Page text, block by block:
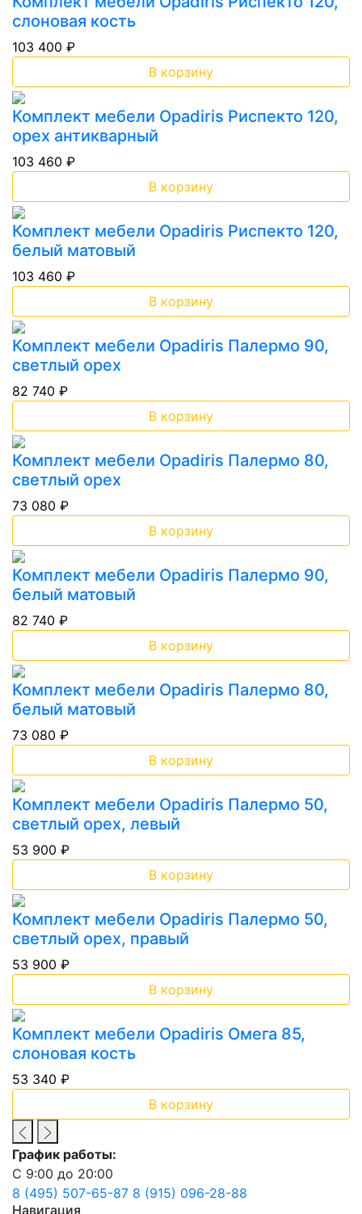
слоновая кость
103 400 ₽
В корзину
Комплект мебели Opadiris Риспекто 120,
орех антикварный
103 460 ₽
В корзину
Комплект мебели Opadiris Риспекто 120,
белый матовый
103 460 ₽
В корзину
Комплект мебели Opadiris Палермо 90,
светлый орех
82 740 ₽
В корзину
Комплект мебели Opadiris Палермо 80,
светлый орех
73 080 ₽
В корзину
Комплект мебели Opadiris Палермо 90,
белый матовый
82 740 ₽
В корзину
Комплект мебели Opadiris Палермо 80,
белый матовый
73 080 ₽
В корзину
Комплект мебели Opadiris Палермо 50,
светлый орех, левый
53 900 ₽
В корзину
Комплект мебели Opadiris Палермо 50,
светлый орех, правый
53 900 ₽
В корзину
Комплект мебели Opadiris Омега 85,
слоновая кость
53 340 ₽
В корзину
График работы:
С 9:00 до 20:00
8 (495) 507-65-87 8 (915) 096-28-88
Навигация